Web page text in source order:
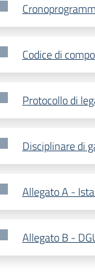
Codice di
Protocollo di
Disciplinare di
Allegato A -
Allegato B -